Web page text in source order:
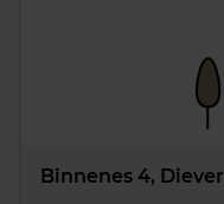
Binnenes 4, Diever